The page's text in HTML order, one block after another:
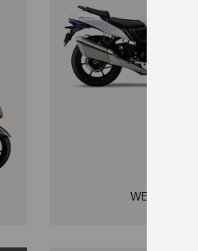
WEITER